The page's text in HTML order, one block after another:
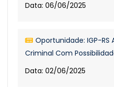
Data: 06/06/2025
Oportunidade: IGP-RS
Criminal Com
Data: 02/06/2025